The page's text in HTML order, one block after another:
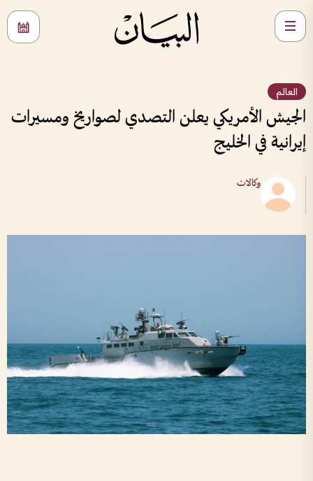
العالم
الجيش الأمريكي يعلن التصدي لصواريخ ومسيرات
إيرانية في الخليج
وكالات